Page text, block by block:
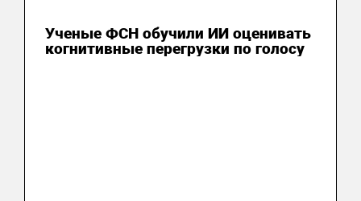
Ученые ФСН обучили ИИ оценивать
когнитивные перегрузки по голосу